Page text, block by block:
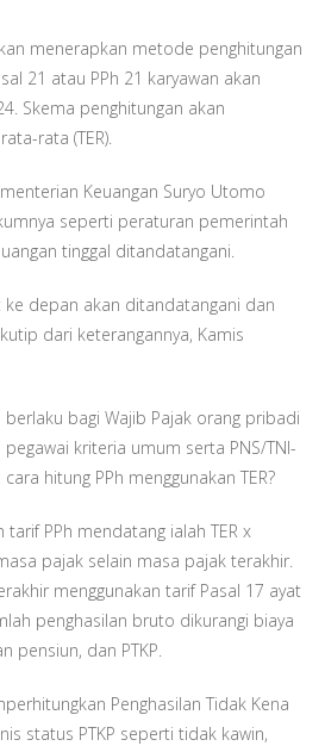
menerapkan metode penghitungan
21 atau PPh 21 karyawan akan
Skema penghitungan akan
rata (TER).
Keuangan Suryo Utomo
seperti peraturan pemerintah
tinggal ditandatangani.
ke depan akan ditandatangani dan
dari keterangannya, Kamis
bagi Wajib Pajak orang pribadi
kriteria umum serta PNS/TNI-
hitung PPh menggunakan TER?
PPh mendatang ialah TER x
pajak selain masa pajak terakhir.
menggunakan tarif Pasal 17 ayat
penghasilan bruto dikurangi biaya
pensiun, dan PTKP.
Penghasilan Tidak Kena
status PTKP seperti tidak kawin,